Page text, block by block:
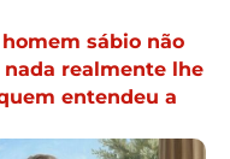
sábio não
nada realmente lhe
entendeu a